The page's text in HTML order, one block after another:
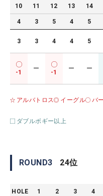
10 11 12 13 14
4 3 5 4 5
3 3 4 4 5
-1
ー
-1
ー ー
アルバトロス イーグル バ
ダブルボギー以上
ROUND3 24位
HOLE 1 2 3 4